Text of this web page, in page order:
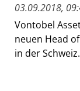
03.09.2018,
Vontobel
neuen Head
in der Schweiz.